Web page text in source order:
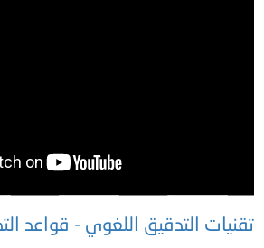
تقنيات التدقيق اللغوي - قواعد